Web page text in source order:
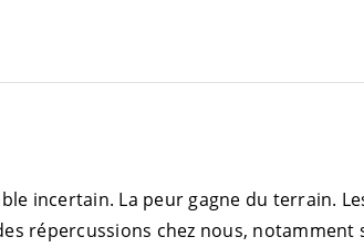
incertain. La peur gagne du terrain.
répercussions chez nous, notamment